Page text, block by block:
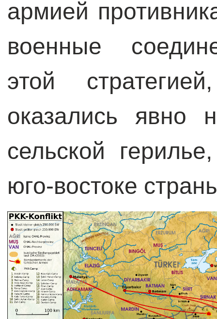
армией
военные
этой
оказались явно
сельской
юго-востоке